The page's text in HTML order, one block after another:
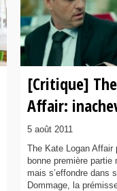
[Critique]
Affair:
5 août 2011
The Kate Logan Affair
bonne première partie
mais s’effondre dans
Dommage, la